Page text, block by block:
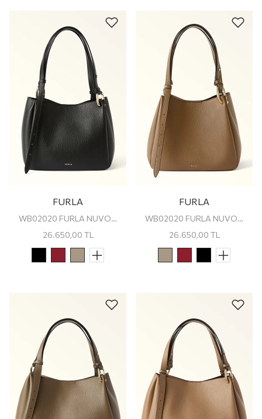
FURLA
WB02020 FURLA NUVOLA M TOTE
26.650,00 TL
FURLA
WB02020 FURLA NUVOLA M TOTE
26.650,00 TL